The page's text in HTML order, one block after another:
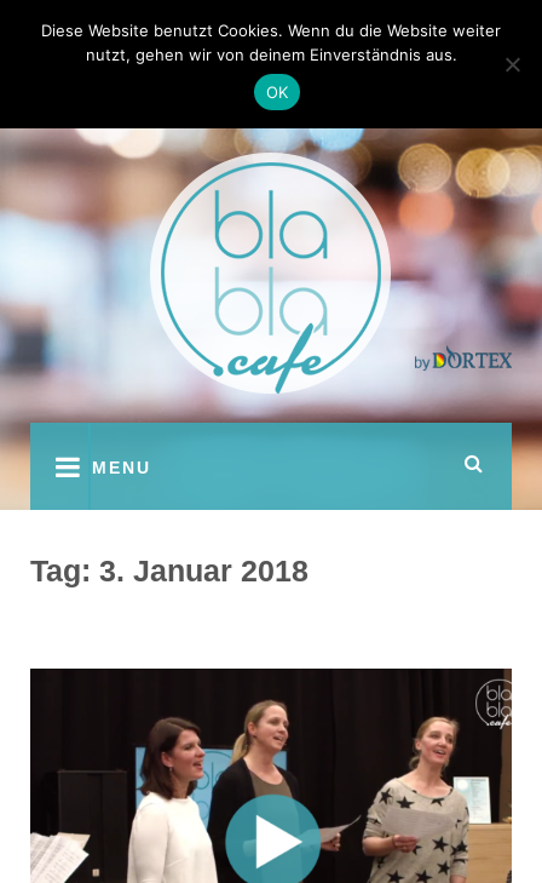
Kontakt Autoren
youtubefacebook
instagram
twitterpinterest
MENU
Tag: 3. Januar 2018
Diese Website benutzt Cookies. Wenn du die Website weiter
nutzt, gehen wir von deinem Einverständnis aus.
OK